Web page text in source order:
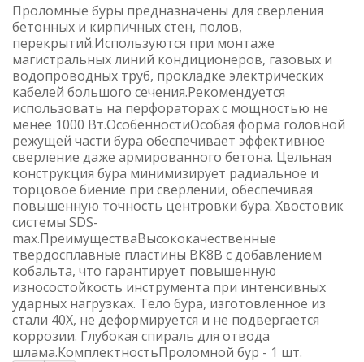
Проломные буры предназначены для сверления
бетонных и кирпичных стен, полов,
перекрытий.Используются при монтаже
магистральных линий кондиционеров, газовых и
водопроводных труб, прокладке электрических
кабелей большого сечения.Рекомендуется
использовать на перфораторах с мощностью не
менее 1000 Вт.ОсобенностиОсобая форма головной
режущей части бура обеспечивает эффективное
сверление даже армированного бетона. Цельная
конструкция бура минимизирует радиальное и
торцовое биение при сверлении, обеспечивая
повышенную точность центровки бура. Хвостовик
системы SDS-
max.ПреимуществаВысококачественные
твердосплавные пластины ВК8В с добавлением
кобальта, что гарантирует повышенную
износостойкость инструмента при интенсивных
ударных нагрузках. Тело бура, изготовленное из
стали 40Х, не деформируется и не подвергается
коррозии. Глубокая спираль для отвода
шлама.КомплектностьПроломной бур - 1 шт.